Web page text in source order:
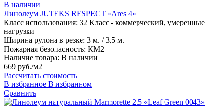
В наличии
Линолеум JUTEKS RESPECT «Ares 4»
Класс использования: 32 Класс - коммерческий, умеренные
нагрузки
Ширина рулона в резке: 3 м. / 3,5 м.
Пожарная безопасность: КМ2
Наличие товара: В наличии
669 руб./м2
Рассчитать стоимость
В избранное В избранном
Сравнить